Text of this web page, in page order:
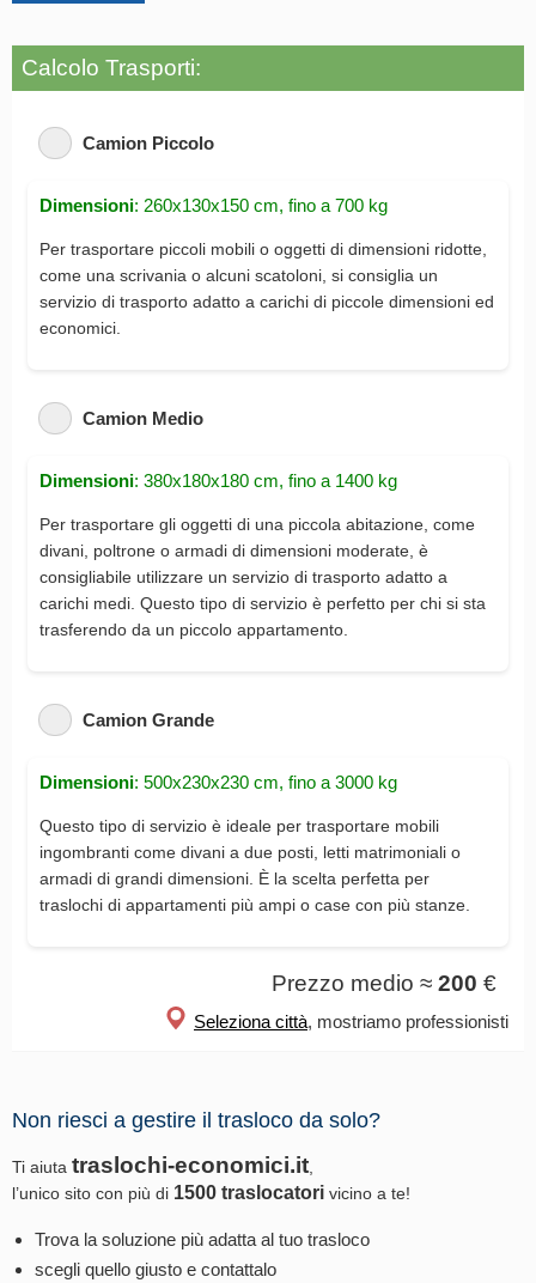
Calcolo Trasporti:
Camion Piccolo
Dimensioni: 260x130x150 cm, fino a 700 kg
Per trasportare piccoli mobili o oggetti di dimensioni ridotte,
come una scrivania o alcuni scatoloni, si consiglia un
servizio di trasporto adatto a carichi di piccole dimensioni ed
economici.
Camion Medio
Dimensioni: 380x180x180 cm, fino a 1400 kg
Per trasportare gli oggetti di una piccola abitazione, come
divani, poltrone o armadi di dimensioni moderate, è
consigliabile utilizzare un servizio di trasporto adatto a
carichi medi. Questo tipo di servizio è perfetto per chi si sta
trasferendo da un piccolo appartamento.
Camion Grande
Dimensioni: 500x230x230 cm, fino a 3000 kg
Questo tipo di servizio è ideale per trasportare mobili
ingombranti come divani a due posti, letti matrimoniali o
armadi di grandi dimensioni. È la scelta perfetta per
traslochi di appartamenti più ampi o case con più stanze.
Prezzo medio ≈ 200 €
Seleziona città, mostriamo professionisti
Non riesci a gestire il trasloco da solo?
Ti aiuta traslochi-economici.it
l’unico sito con più di 1500 traslocatori vicino a te!
Trova la soluzione più adatta al tuo trasloco
scegli quello giusto e contattalo